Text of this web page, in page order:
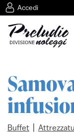
Accedi
Buffet